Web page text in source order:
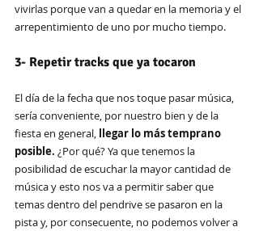
vivirlas porque van a quedar en la memoria y el
arrepentimiento de uno por mucho tiempo.
3- Repetir tracks que ya tocaron
El día de la fecha que nos toque pasar música,
sería conveniente, por nuestro bien y de la
fiesta en general, llegar lo más temprano
posible. ¿Por qué? Ya que tenemos la
posibilidad de escuchar la mayor cantidad de
música y esto nos va a permitir saber que
temas dentro del pendrive se pasaron en la
pista y, por consecuente, no podemos volver a